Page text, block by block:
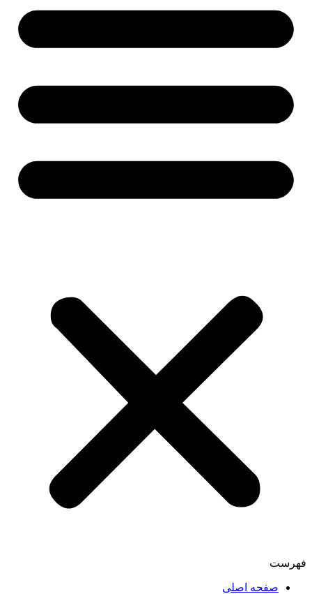
فهرست
صفحه اصلی